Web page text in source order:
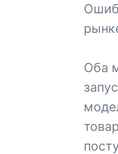
Оба